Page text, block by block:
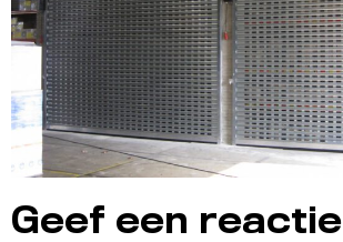
Geef een reactie